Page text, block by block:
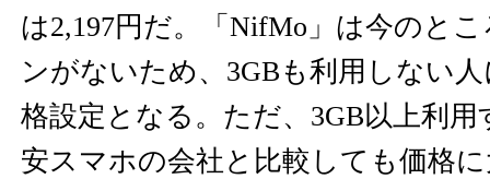
は2,197円だ。「NifMo」は今のと
ンがないため、3GBも利用しない
格設定となる。ただ、3GB以上利
安スマホの会社と比較しても価格